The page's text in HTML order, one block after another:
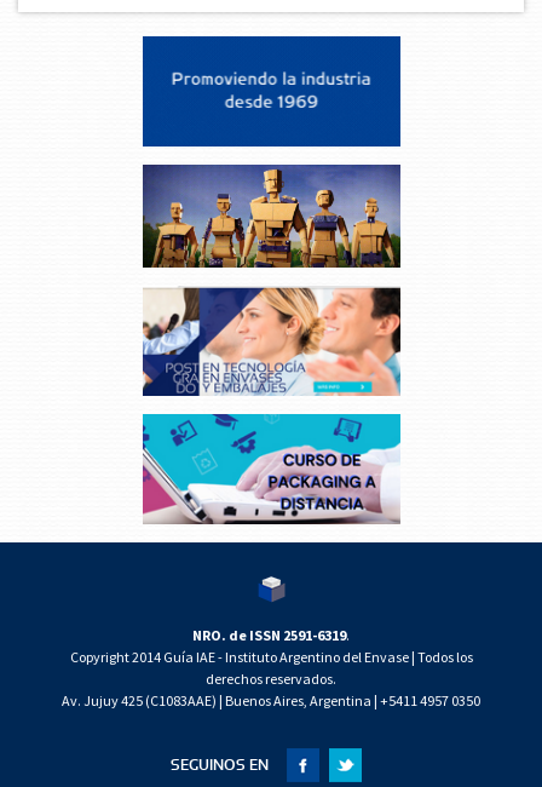
NRO. de ISSN 2591-6319.
Copyright 2014 Guía IAE - Instituto Argentino del Envase | Todos los
derechos reservados.
Av. Jujuy 425 (C1083AAE) | Buenos Aires, Argentina | +5411 4957 0350
SEGUINOS EN